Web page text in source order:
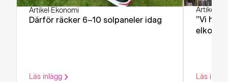
Artikel·Ekonomi
Därför räcker 6–10 solpaneler idag
Läs inlägg
Artikel
”Vi har
Läs